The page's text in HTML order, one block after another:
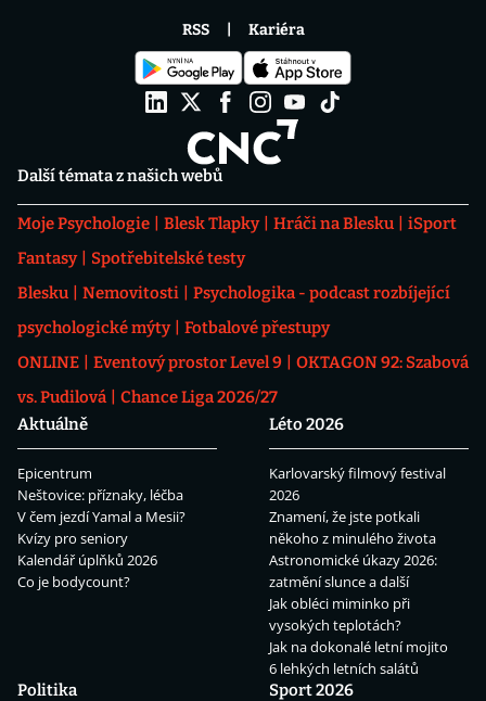
Další témata z našich webů
Moje Psychologie Blesk Tlapky Hráči na Blesku
iSport
Fantasy
Spotřebitelské testy
Blesku
Nemovitosti
Psychologika - podcast rozbíjející
psychologické mýty
Fotbalové přestupy
ONLINE
Eventový prostor Level 9
OKTAGON 92: Szabová
vs. Pudilová
Chance Liga 2026/27
Aktuálně
Epicentrum
Neštovice: příznaky, léčba
V čem jezdí Yamal a Mesii?
Kvízy pro seniory
Kalendář úplňků 2026
Co je bodycount?
Léto 2026
Karlovarský filmový festival
2026
Znamení, že jste potkali
někoho z minulého života
Astronomické úkazy 2026:
zatmění slunce a další
Jak obléci miminko při
vysokých teplotách?
Jak na dokonalé letní mojito
6 lehkých letních salátů
Politika
Sport 2026
RSS Kariéra